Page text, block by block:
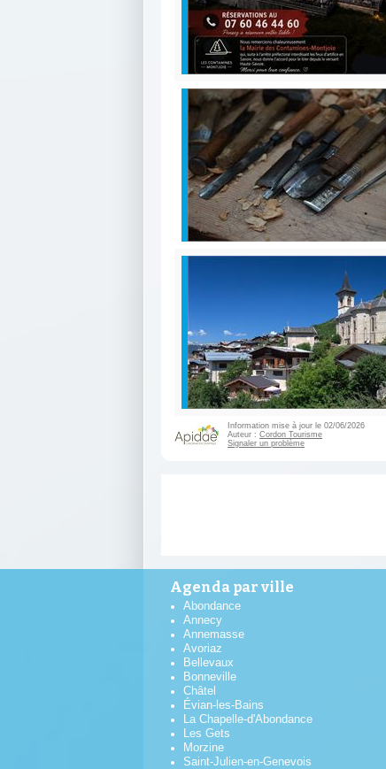
Information mise à jour le 02/06/2026
Auteur : Cordon Tourisme
Signaler un problème
Agenda par ville
Abondance
Annecy
Annemasse
Avoriaz
Bellevaux
Bonneville
Châtel
Évian-les-Bains
La Chapelle-d'Abondance
Les Gets
Morzine
Saint-Julien-en-Genevois